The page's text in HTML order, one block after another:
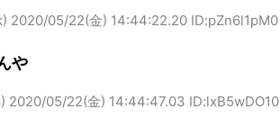
2020/05/22(金) 14:44:22.20 ID:pZn6l1pM0
や
2020/05/22(金) 14:44:47.03 ID:lxB5wDO10